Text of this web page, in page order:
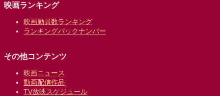
映画ランキング
映画動員数ランキング
ランキングバックナンバー
その他コンテンツ
映画ニュース
動画配信作品
TV放映スケジュール